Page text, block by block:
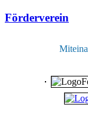
Förderverein